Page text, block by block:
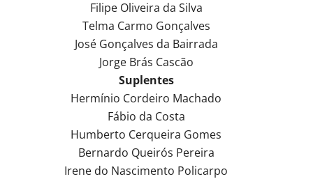
Filipe Oliveira da Silva
Telma Carmo Gonçalves
José Gonçalves da Bairrada
Jorge Brás Cascão
Suplentes
Hermínio Cordeiro Machado
Fábio da Costa
Humberto Cerqueira Gomes
Bernardo Queirós Pereira
Irene do Nascimento Policarpo